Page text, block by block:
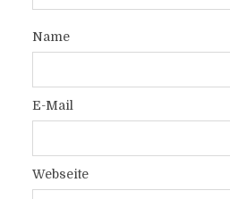
Name
E-Mail
Webseite